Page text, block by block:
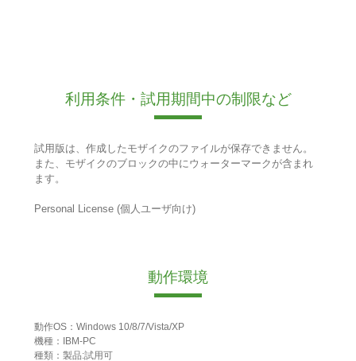
利用条件・試用期間中の制限など
試用版は、作成したモザイクのファイルが保存できません。
また、モザイクのブロックの中にウォーターマークが含まれ
ます。
Personal License (個人ユーザ向け)
動作環境
動作OS：Windows 10/8/7/Vista/XP
機種：IBM-PC
種類：製品:試用可